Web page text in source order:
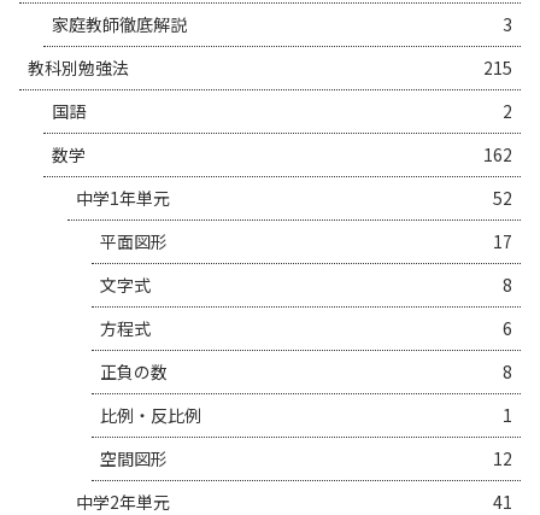
家庭教師徹底解説
3
教科別勉強法
215
国語
2
数学
162
中学1年単元
52
平面図形
17
文字式
8
方程式
6
正負の数
8
比例・反比例
1
空間図形
12
中学2年単元
41